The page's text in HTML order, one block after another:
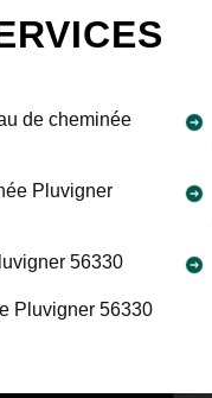
de cheminée
Pluvigner
56330
Pluvigner 56330